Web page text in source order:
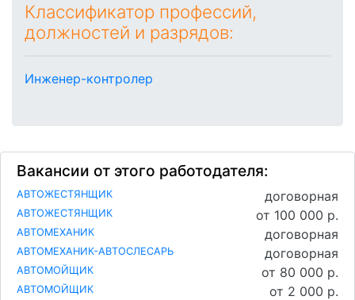
Классификатор профессий,
должностей и разрядов:
Инженер-контролер
Вакансии от этого работодателя:
АВТОЖЕСТЯНЩИК договорная
АВТОЖЕСТЯНЩИК от 100 000 р.
АВТОМЕХАНИК договорная
АВТОМЕХАНИК-АВТОСЛЕСАРЬ договорная
АВТОМОЙЩИК от 80 000 р.
АВТОМОЙЩИК от 2 000 р.